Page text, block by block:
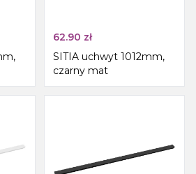
62.90 zł
SITIA uchwyt 1012mm,
czarny mat